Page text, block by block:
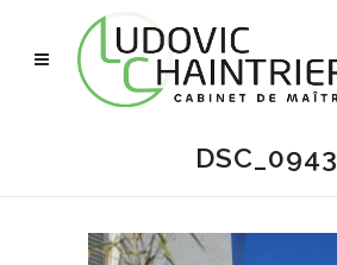
DSC_0943